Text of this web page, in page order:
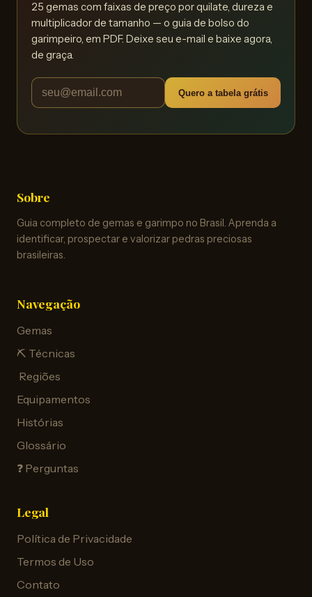
25 gemas com faixas de preço por quilate, dureza e
multiplicador de tamanho — o guia de bolso do
garimpeiro, em PDF. Deixe seu e-mail e baixe agora,
de graça.
Quero a tabela grátis
Sobre
Guia completo de gemas e garimpo no Brasil. Aprenda a
identificar, prospectar e valorizar pedras preciosas
brasileiras.
Navegação
Gemas
⛏️ Técnicas
️ Regiões
Equipamentos
Histórias
Glossário
❓ Perguntas
Legal
Política de Privacidade
Termos de Uso
Contato